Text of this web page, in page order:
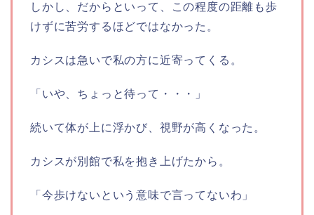
しかし、だからといって、この程度の距離も歩
けずに苦労するほどではなかった。
カシスは急いで私の方に近寄ってくる。
「いや、ちょっと待って・・・」
続いて体が上に浮かび、視野が高くなった。
カシスが別館で私を抱き上げたから。
「今歩けないという意味で言ってないわ」